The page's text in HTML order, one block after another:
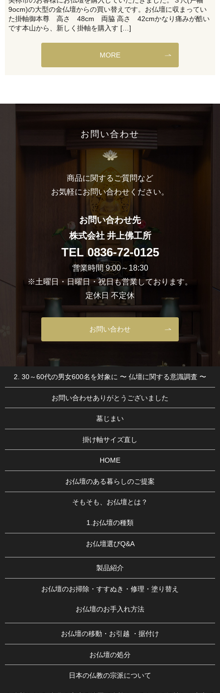
9ocm)の大型の金仏壇からの買い替えです。お仏壇に収まってい
た掛軸御本尊 高さ 48cm 両脇 高さ 42cmかなり痛みが酷い
です本山から、新しく掛軸を購入す […]
MORE
お問い合わせ
商品に関するご質問など
お気軽にお問い合わせください。
お問い合わせ先
株式会社 井上佛工所
TEL 0836-72-0125
営業時間 9:00～18:30
※土曜日・日曜日・祝日も営業しております。
定休日 不定休
お問い合わせ
2. 30～60代の男女600名を対象に 〜 仏壇に関する意識調査 〜
お問い合わせありがとうございました
墓じまい
掛け軸サイズ直し
HOME
お仏壇のある暮らしのご提案
そもそも、お仏壇とは？
1.お仏壇の種類
お仏壇選びQ&A
製品紹介
お仏壇のお掃除・すすぬき・修理・塗り替え
お仏壇のお手入れ方法
お仏壇の移動・お引越 ・据付け
お仏壇の処分
日本の仏教の宗派について